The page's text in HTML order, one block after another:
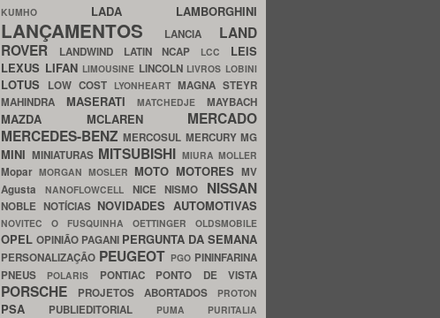
KUMHO LADA LAMBORGHINI
LANÇAMENTOS LANCIA LAND
ROVER
LANDWIND LATIN NCAP LCC LEIS
LEXUS LIFAN LIMOUSINE LINCOLN LIVROS LOBINI
LOTUS LOW COST LYONHEART MAGNA STEYR
MAHINDRA MASERATIMATCHEDJEMAYBACH
MAZDA MCLAREN MERCADO
MERCEDES-BENZMERCOSUL MERCURYMG
MINI MINIATURAS MITSUBISHI MIURA MOLLER
Mopar MORGAN MOSLER MOTO MOTORES MV
Agusta NANOFLOWCELL NICENISMO NISSAN
NOBLE NOTÍCIAS NOVIDADES AUTOMOTIVAS
NOVITEC O FUSQUINHA OETTINGER OLDSMOBILE
OPEL OPINIÃO PAGANI PERGUNTA DA SEMANA
PERSONALIZAÇÃO PEUGEOT PGO PININFARINA
PNEUS
POLARIS PONTIAC PONTO DE VISTA
PORSCHE PROJETOS ABORTADOS PROTON
PSA PUBLIEDITORIAL PUMA PURITALIA